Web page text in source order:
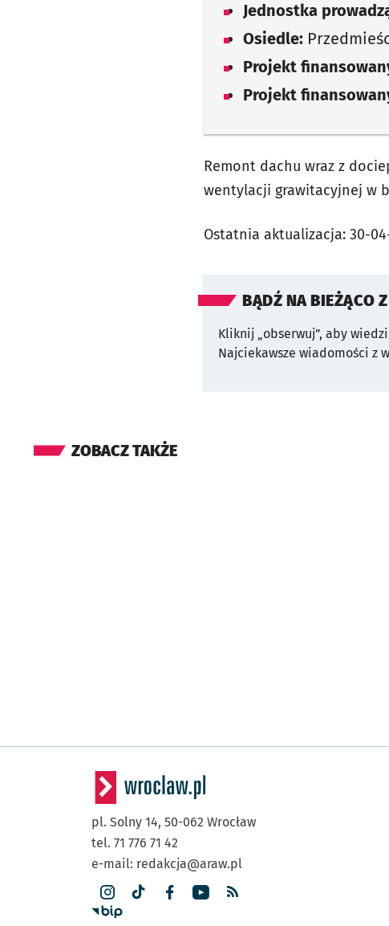
Jednostka
Osiedle:
Projekt
Projekt
Remont dachu wraz z
wentylacji grawitacyjnej w
Ostatnia aktualizacja: 30-
BĄDŹ NA BIEŻĄCO
Kliknij „obserwuj”, aby
Najciekawsze wiadomości z
ZOBACZ TAKŻE
pl. Solny 14, 50-062 Wrocław
tel. 71 776 71 42
e-mail: redakcja@araw.pl